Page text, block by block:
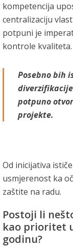
kompetencija
centralizaciju
potpuni je
kontrole kvaliteta.
Posebno bih
potpuno
projekte.
Od inicijativa
usmjerenost ka
zaštite na radu.
Postoji li
kao prioritet
godinu?